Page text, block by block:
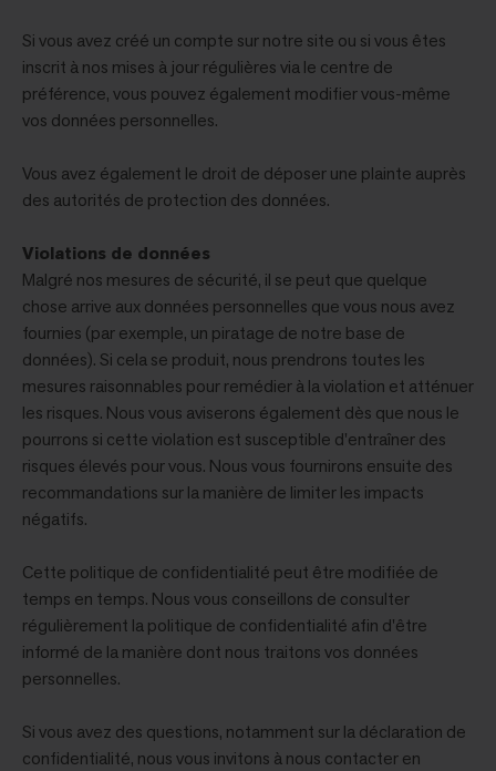
Si vous avez créé un compte sur notre site ou si vous êtes
inscrit à nos mises à jour régulières via le centre de
préférence, vous pouvez également modifier vous-même
vos données personnelles.
Vous avez également le droit de déposer une plainte auprès
des autorités de protection des données.
Violations de données
Malgré nos mesures de sécurité, il se peut que quelque
chose arrive aux données personnelles que vous nous avez
fournies (par exemple, un piratage de notre base de
données). Si cela se produit, nous prendrons toutes les
mesures raisonnables pour remédier à la violation et atténuer
les risques. Nous vous aviserons également dès que nous le
pourrons si cette violation est susceptible d'entraîner des
risques élevés pour vous. Nous vous fournirons ensuite des
recommandations sur la manière de limiter les impacts
négatifs.
Cette politique de confidentialité peut être modifiée de
temps en temps. Nous vous conseillons de consulter
régulièrement la politique de confidentialité afin d'être
informé de la manière dont nous traitons vos données
personnelles.
Si vous avez des questions, notamment sur la déclaration de
confidentialité, nous vous invitons à nous contacter en